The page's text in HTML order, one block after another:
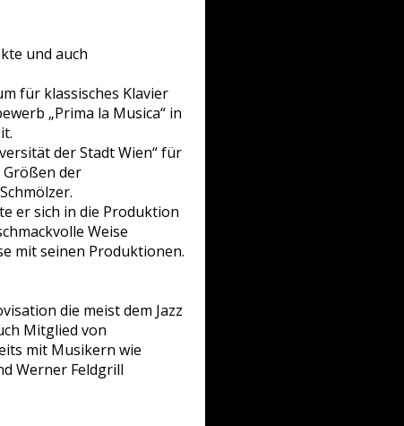
und auch
für klassisches Klavier
„Prima la Musica“ in
der Stadt Wien“ für
Größen der
er sich in die Produktion
Weise
mit seinen Produktionen.
die meist dem Jazz
Mitglied von
mit Musikern wie
Werner Feldgrill